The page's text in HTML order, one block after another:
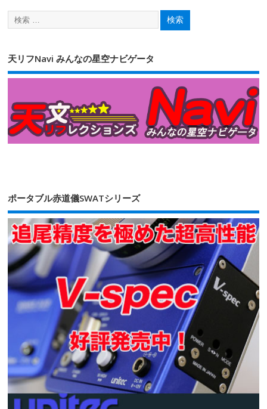
天リフNavi みんなの星空ナビゲータ
ポータブル赤道儀SWATシリーズ